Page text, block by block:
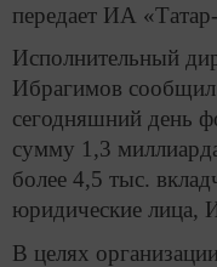
передает ИА
Исполнительный
Ибрагимов
сегодняшний день
сумму 1,3
более 4,5 тыс.
юридические лица,
В целях